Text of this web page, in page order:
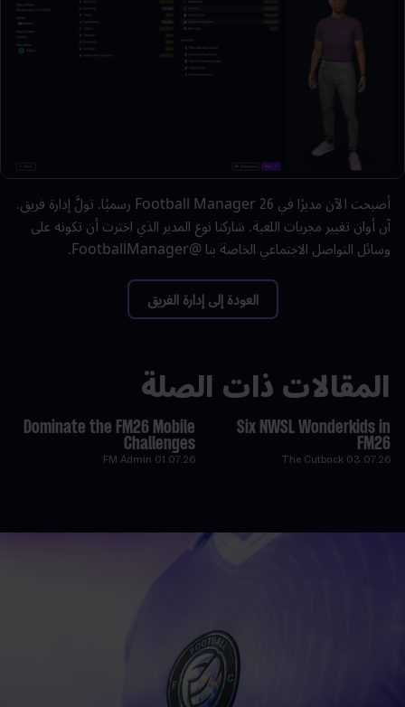
أصبحت الآن مديرًا في Football Manager 26 رسميًا. تولَّ إدارة فريق.
آن أوان تغيير مجريات اللعبة. شاركنا نوع المدير الذي اخترت أن تكونه على
وسائل التواصل الاجتماعي الخاصة بنا @FootballManager.
العودة إلى إدارة الفريق
المقالات ذات الصلة
Six NWSL Wonderkids in
FM26
03.07.26
The Cutback
Dominate the FM26 Mobile
Challenges
01.07.26
FM Admin